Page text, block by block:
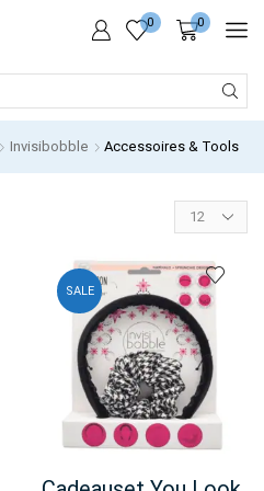
0 0
INPUT
Invisibobble Accessoires & Tools
Products
per
SALE